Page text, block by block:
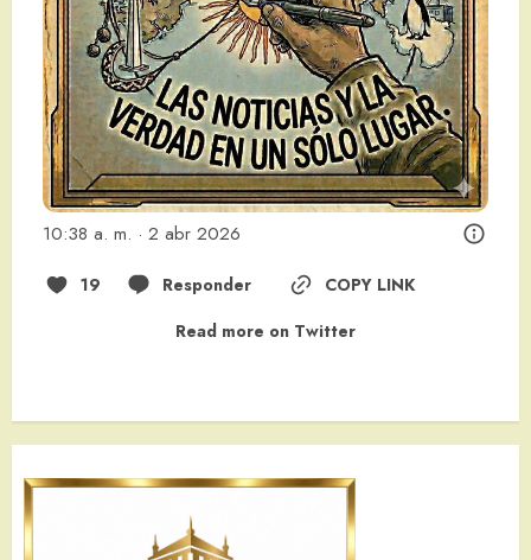
10:38 a. m. · 2 abr 2026
19 Responder
COPY LINK
Read more on Twitter